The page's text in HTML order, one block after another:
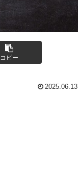
コピー
2025.06.13